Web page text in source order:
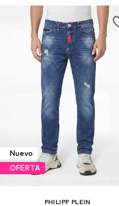
Nuevo
OFERTA
PHILIPP PLEIN